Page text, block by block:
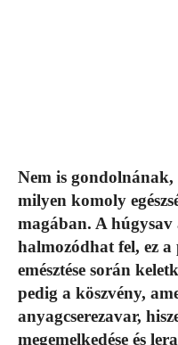
Nem is
milyen komoly
magában. A
halmozódhat fel, ez
emésztése során
pedig a köszvény,
anyagcserezavar,
megemelkedése és